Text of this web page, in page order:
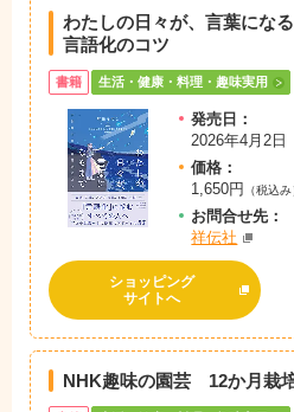
わたしの日々が、言葉にな
言語化のコツ
書籍 生活・健康・料理・趣味実用
発売日：
2026年4月2日
価格：
1,650円
（税込み
お問合せ先：
祥伝社
ショッピング
サイトへ
NHK趣味の園芸 12か月栽